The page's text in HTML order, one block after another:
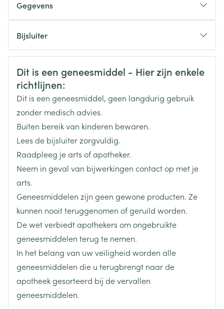
behandeling mislukt is.
Aanbevolen dosis: 0,3 tot 0,4 mg/kg
lichaamsgewicht per dag.
5 - 9 jaar: 2,5 mg (1/2 tablet) , 3 maal per dag
9 - 12 jaar: 5 mg (1 tablet) , 2 maal per dag
12 jaar en ouder: 5 mg (1 tablet) , 3 maal per dag
Gegevens
Organisaties
Eurogenerics (EG) Generics &
Merken
Breedte 50 mm
Lengte 120 mm
Diepte 23 mm
Hoeveelheid
Verpakking
Actieve
Ingrediënten
oxybutynine hydrochloride
Behoud Kamertemperatuur (15°C - 25°C)
Bijsluiter
Nederlands
Duits Frans
Veiligheidsinformatie
Dit is een geneesmiddel - Hier zijn enkele
richtlijnen:
Dit is een geneesmiddel, geen langdurig gebruik
zonder medisch advies.
Buiten bereik van kinderen bewaren.
Lees de bijsluiter zorgvuldig.
Raadpleeg je arts of apotheker.
Neem in geval van bijwerkingen contact op met je
arts.
Geneesmiddelen zijn geen gewone producten. Ze
kunnen nooit teruggenomen of geruild worden.
De wet verbiedt apothekers om ongebruikte
geneesmiddelen terug te nemen.
In het belang van uw veiligheid worden alle
geneesmiddelen die u terugbrengt naar de
apotheek gesorteerd bij de vervallen
geneesmiddelen.